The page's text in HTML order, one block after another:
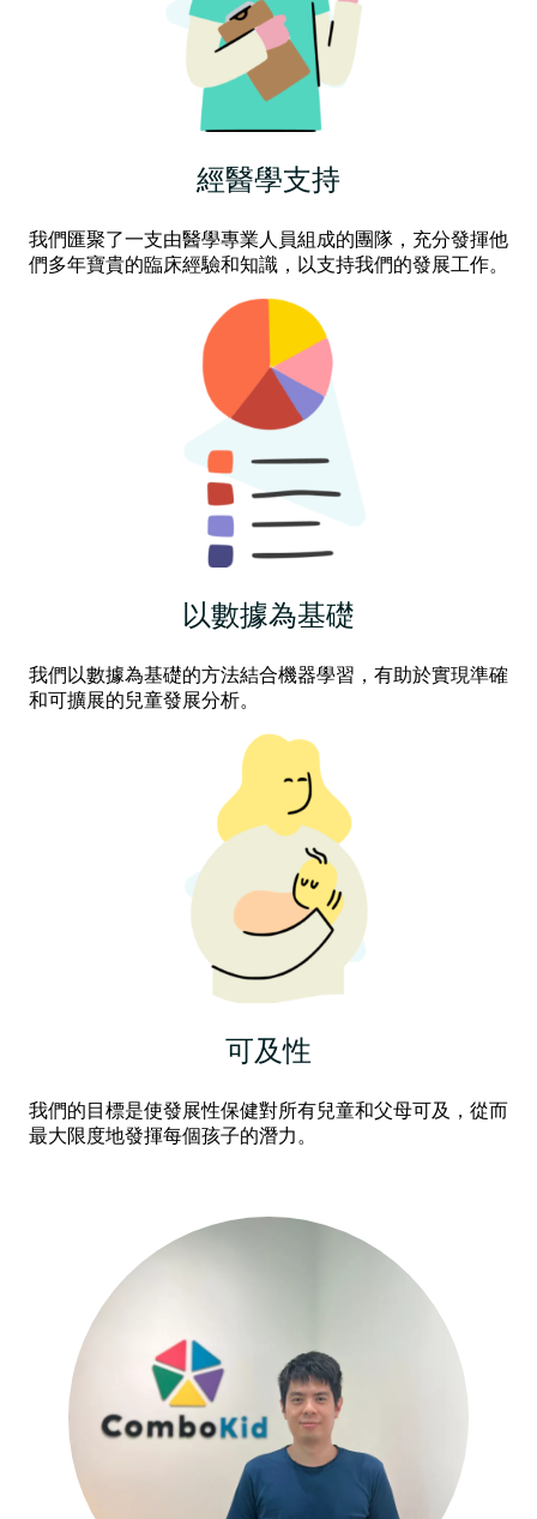
經醫學支持
我們匯聚了一支由醫學專業人員組成的團隊，充分發揮他
們多年寶貴的臨床經驗和知識，以支持我們的發展工作。
以數據為基礎
我們以數據為基礎的方法結合機器學習，有助於實現準確
和可擴展的兒童發展分析。
可及性
我們的目標是使發展性保健對所有兒童和父母可及，從而
最大限度地發揮每個孩子的潛力。